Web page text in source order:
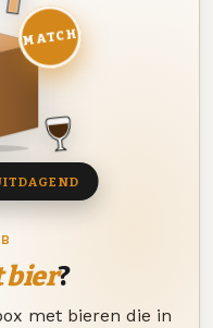
bier?
met bieren die in
MATCH